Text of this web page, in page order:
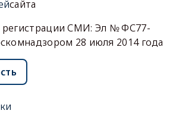
сайта
регистрации СМИ: Эл № ФС77-
28 июля 2014 года